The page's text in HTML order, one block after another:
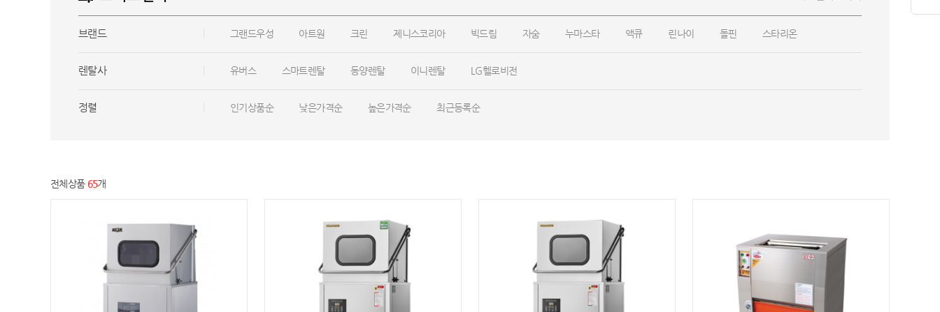
브랜드 그랜드우성 아트원 크린 제니스코리아 빅드림 자숨 누마스타 액큐 린나이 돌핀 스타리온
렌탈사 유버스 스마트렌탈 동양렌탈 이니렌탈 LG헬로비전
정렬 인기상품순 낮은가격순 높은가격순 최근등록순
전체상품 65개